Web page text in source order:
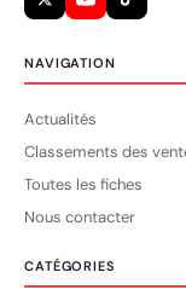
NAVIGATION
Actualités
Classements des
Toutes les fiches
Nous contacter
CATÉGORIES